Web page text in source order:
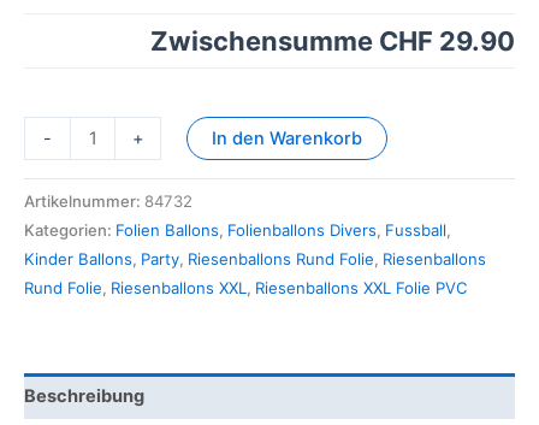
Zwischensumme CHF 29.90
- + In den Warenkorb
Artikelnummer: 84732
Kategorien: Folien Ballons, Folienballons Divers, Fussball,
Kinder Ballons, Party, Riesenballons Rund Folie, Riesenballons
Rund Folie, Riesenballons XXL, Riesenballons XXL Folie PVC
Beschreibung